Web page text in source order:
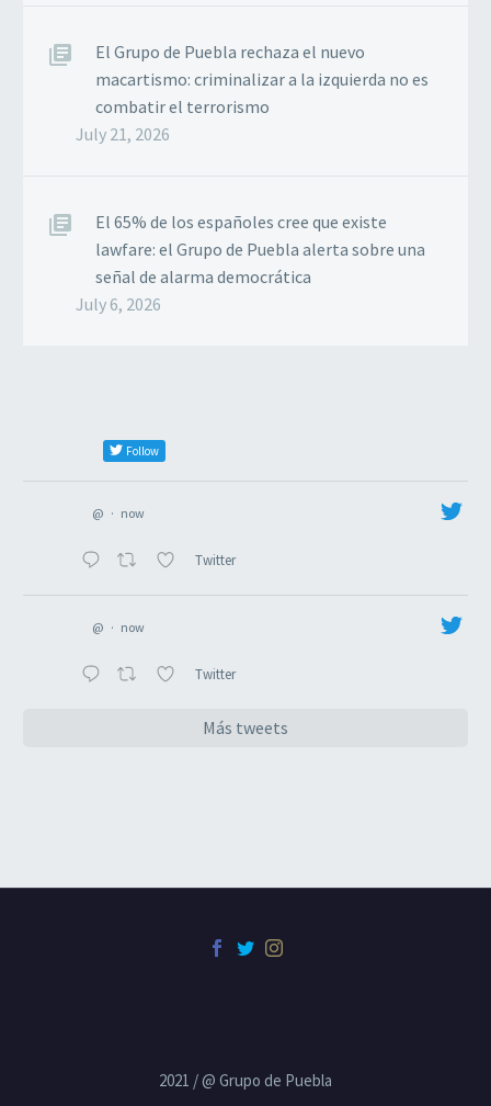
El Grupo de Puebla rechaza el nuevo
macartismo: criminalizar a la izquierda no es
combatir el terrorismo
July 21, 2026
El 65% de los españoles cree que existe
lawfare: el Grupo de Puebla alerta sobre una
señal de alarma democrática
July 6, 2026
Follow
@ · now
Twitter
@ · now
Twitter
Más tweets
2021 / @ Grupo de Puebla